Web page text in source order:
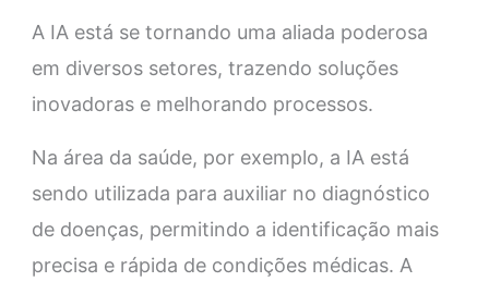
A IA está se tornando uma aliada poderosa
em diversos setores, trazendo soluções
inovadoras e melhorando processos.
Na área da saúde, por exemplo, a IA está
sendo utilizada para auxiliar no diagnóstico
de doenças, permitindo a identificação mais
precisa e rápida de condições médicas. A